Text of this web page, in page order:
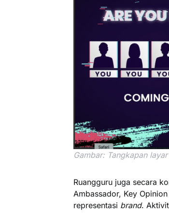
Gambar: Tangkapan
Ruangguru juga secara
Ambassador, Key
representasi brand.